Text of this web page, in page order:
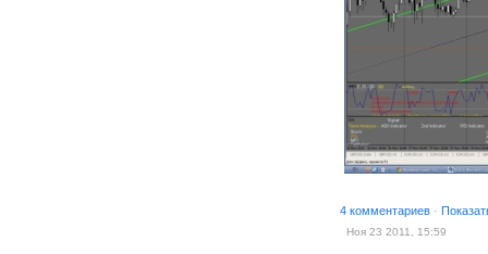
4 комментариев ·
Ноя 23 2011, 15:59